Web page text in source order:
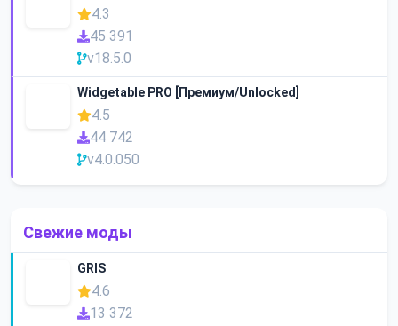
4.3
45 391
v18.5.0
Widgetable PRO [Премиум/Unlocked]
4.5
44 742
v4.0.050
Свежие моды
GRIS
4.6
13 372